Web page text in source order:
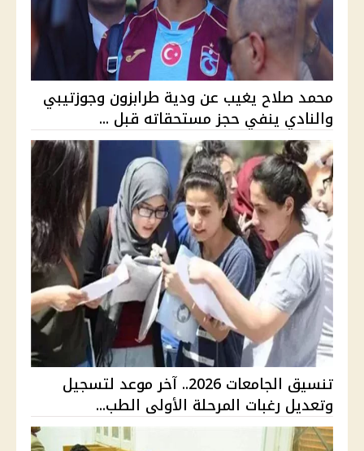
محمد صلاح يغيب عن ودية طرابزون وجوزتيبي
والنادي ينفي حجز مستحقاته قبل ...
تنسيق الجامعات 2026.. آخر موعد لتسجيل
وتعديل رغبات المرحلة الأولى الطب...